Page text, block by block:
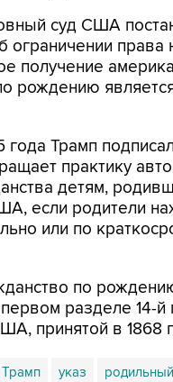
суд США
ограничении права
получение
рождению
Трамп
практику
детям,
если родители
или по
по
разделе 14-й
принятой в 1868
указ